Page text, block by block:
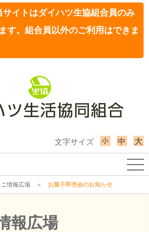
サイトはダイハツ生協組合員のみ
す。組合員以外のご利用はできま
文字サイズ 小 中 大
情報広場 ＞ お菓子即売会のお知らせ
報広場